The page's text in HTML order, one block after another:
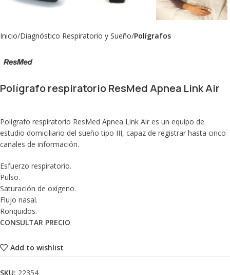
Inicio Diagnóstico Respiratorio y Sueño Polígrafos
Polígrafo respiratorio ResMed Apnea Link Air
Polígrafo respiratorio ResMed Apnea Link Air es un equipo de
estudio domiciliario del sueño tipo III, capaz de registrar hasta cinco
canales de información.
Esfuerzo respiratorio.
Pulso.
Saturación de oxígeno.
Flujo nasal.
Ronquidos.
CONSULTAR PRECIO
Add to wishlist
SKU: 22354